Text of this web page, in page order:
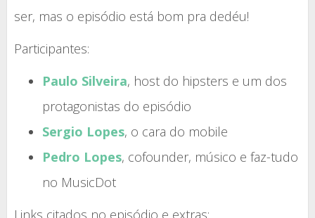
ser, mas o episódio está bom pra dedéu!
Participantes:
Paulo Silveira, host do hipsters e um dos
protagonistas do episódio
Sergio Lopes, o cara do mobile
Pedro Lopes, cofounder, músico e faz-tudo
no MusicDot
Links citados no episódio e extras: